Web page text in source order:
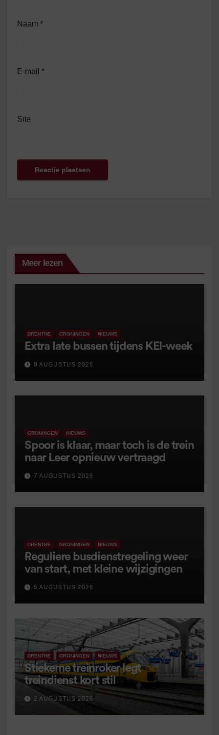
Naam *
E-mail *
Site
Meer lezen
DRENTHE GRONINGEN NIEUWS
Extra late bussen tijdens KEI-week
9 AUGUSTUS 2026
GRONINGEN NIEUWS
Spoor is klaar, maar toch is de trein
naar Leer opnieuw vertraagd
7 AUGUSTUS 2026
DRENTHE GRONINGEN NIEUWS
Reguliere busdienstregeling weer
van start, met kleine wijzigingen
5 AUGUSTUS 2026
DRENTHE GRONINGEN NIEUWS
Stiekeme treinroker legt
treindienst kort stil
2 AUGUSTUS 2026